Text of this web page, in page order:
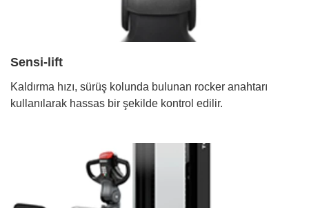
Sensi-lift
Kaldırma hızı, sürüş kolunda bulunan rocker anahtarı
kullanılarak hassas bir şekilde kontrol edilir.